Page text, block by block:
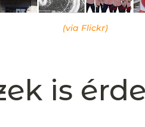
(via Flickr)
is